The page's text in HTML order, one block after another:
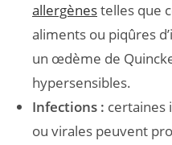
allergènestelles que
aliments ou piqûres
un œdème de
hypersensibles.
Infections : certaines
ou virales peuvent